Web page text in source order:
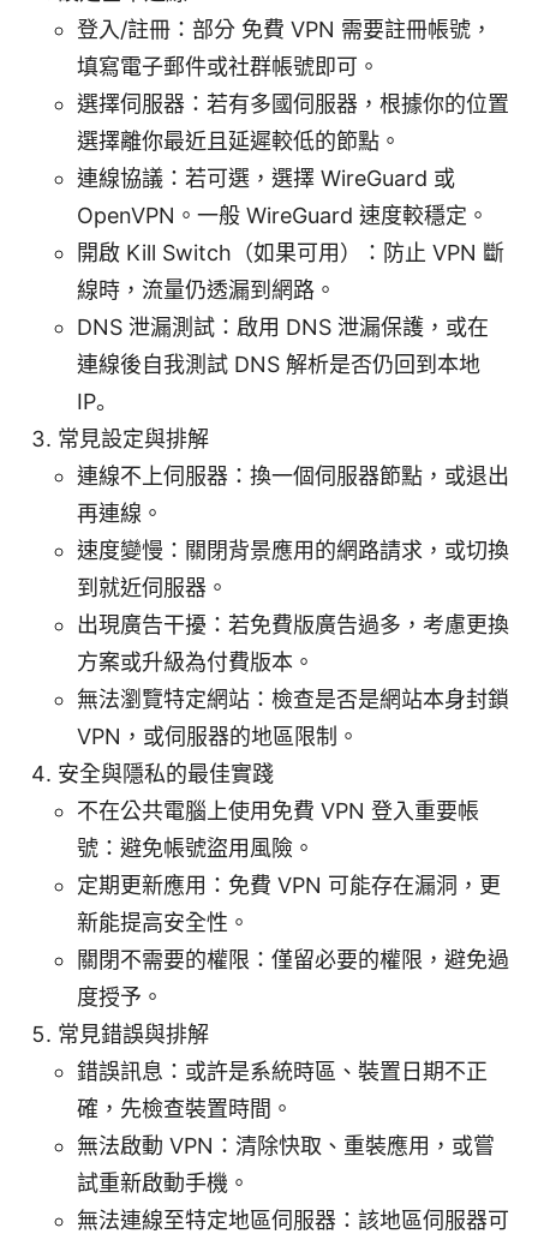
登入/註冊：部分 免費 VPN 需要註冊帳號，
填寫電子郵件或社群帳號即可。
選擇伺服器：若有多國伺服器，根據你的位置
選擇離你最近且延遲較低的節點。
連線協議：若可選，選擇 WireGuard 或
OpenVPN。一般 WireGuard 速度較穩定。
開啟 Kill Switch（如果可用）：防止 VPN 斷
線時，流量仍透漏到網路。
DNS 泄漏測試：啟用 DNS 泄漏保護，或在
連線後自我測試 DNS 解析是否仍回到本地
IP。
常見設定與排解
連線不上伺服器：換一個伺服器節點，或退出
再連線。
速度變慢：關閉背景應用的網路請求，或切換
到就近伺服器。
出現廣告干擾：若免費版廣告過多，考慮更換
方案或升級為付費版本。
無法瀏覽特定網站：檢查是否是網站本身封鎖
VPN，或伺服器的地區限制。
安全與隱私的最佳實踐
不在公共電腦上使用免費 VPN 登入重要帳
號：避免帳號盜用風險。
定期更新應用：免費 VPN 可能存在漏洞，更
新能提高安全性。
關閉不需要的權限：僅留必要的權限，避免過
度授予。
常見錯誤與排解
錯誤訊息：或許是系統時區、裝置日期不正
確，先檢查裝置時間。
無法啟動 VPN：清除快取、重裝應用，或嘗
試重新啟動手機。
無法連線至特定地區伺服器：該地區伺服器可